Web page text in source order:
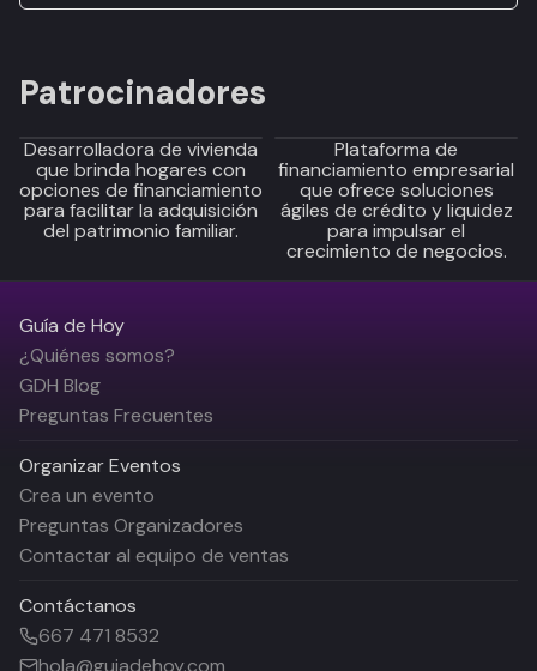
Patrocinadores
Desarrolladora de vivienda
que brinda hogares con
opciones de financiamiento
para facilitar la adquisición
del patrimonio familiar.
Plataforma de
financiamiento empresarial
que ofrece soluciones
ágiles de crédito y liquidez
para impulsar el
crecimiento de negocios.
Guía de Hoy
¿Quiénes somos?
GDH Blog
Preguntas Frecuentes
Organizar Eventos
Crea un evento
Preguntas Organizadores
Contactar al equipo de ventas
Contáctanos
667 471 8532
hola@guiadehoy.com